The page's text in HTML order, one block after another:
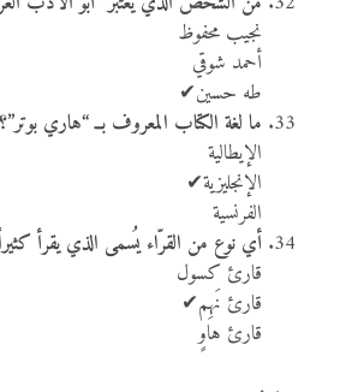
نجيب محفوظ
أحمد شوقي
طه حسين✔
ما لغة الكتاب المعروف بــ “هاري بوتر”؟
الإيطالية
الإنجليزية✔
الفرنسية
أي نوع من القرّاء يُسمى الذي يقرأ
قارئ كسول
قارئ نَهِم✔
قارئ هاوٍ